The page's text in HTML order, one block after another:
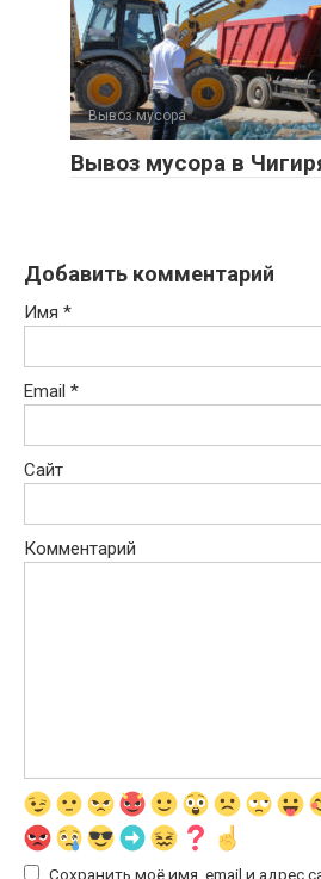
Вывоз мусора
Вывоз мусора в
Добавить комментарий
Имя *
Email *
Сайт
Комментарий
Сохранить моё имя, email и адрес